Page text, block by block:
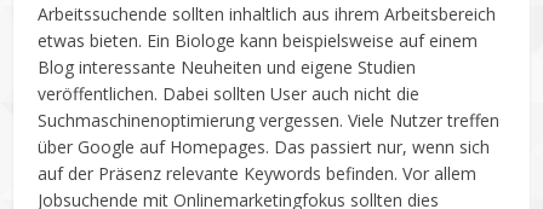
Arbeitssuchende sollten inhaltlich aus ihrem Arbeitsbereich
etwas bieten. Ein Biologe kann beispielsweise auf einem
Blog interessante Neuheiten und eigene Studien
veröffentlichen. Dabei sollten User auch nicht die
Suchmaschinenoptimierung vergessen. Viele Nutzer treffen
über Google auf Homepages. Das passiert nur, wenn sich
auf der Präsenz relevante Keywords befinden. Vor allem
Jobsuchende mit Onlinemarketingfokus sollten dies